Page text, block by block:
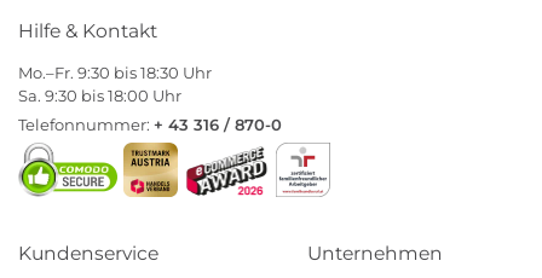
Hilfe & Kontakt
Mo.–Fr. 9:30 bis 18:30 Uhr
Sa. 9:30 bis 18:00 Uhr
Telefonnummer: + 43 316 / 870-0
Kundenservice Unternehmen